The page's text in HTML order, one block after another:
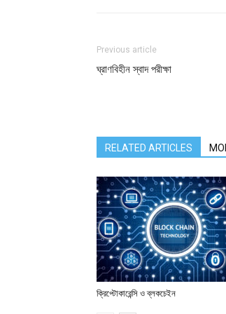
Previous article
ঘ্রাণবিহীন স্বাদ পরীক্ষা
RELATED ARTICLES
ক্রিপ্টোকারেন্সি ও ব্লকচেইন